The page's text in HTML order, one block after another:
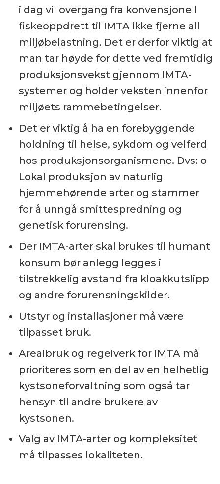
i dag vil overgang fra konvensjonell
fiskeoppdrett til IMTA ikke fjerne all
miljøbelastning. Det er derfor viktig at
man tar høyde for dette ved fremtidig
produksjonsvekst gjennom IMTA-
systemer og holder veksten innenfor
miljøets rammebetingelser.
Det er viktig å ha en forebyggende
holdning til helse, sykdom og velferd
hos produksjonsorganismene. Dvs: o
Lokal produksjon av naturlig
hjemmehørende arter og stammer
for å unngå smittespredning og
genetisk forurensing.
Der IMTA-arter skal brukes til humant
konsum bør anlegg legges i
tilstrekkelig avstand fra kloakkutslipp
og andre forurensningskilder.
Utstyr og installasjoner må være
tilpasset bruk.
Arealbruk og regelverk for IMTA må
prioriteres som en del av en helhetlig
kystsoneforvaltning som også tar
hensyn til andre brukere av
kystsonen.
Valg av IMTA-arter og kompleksitet
må tilpasses lokaliteten.